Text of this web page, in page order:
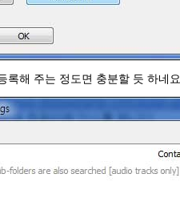
해 주는 정도면 충분할 듯 하네요.